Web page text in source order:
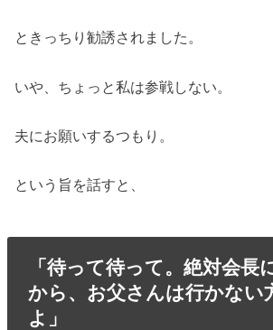
ときっちり勧誘されました。
いや、ちょっと私は参戦しない。
夫にお願いするつもり。
という旨を話すと、
「待って待って。絶対会長
から、お父さんは行かない
よ」